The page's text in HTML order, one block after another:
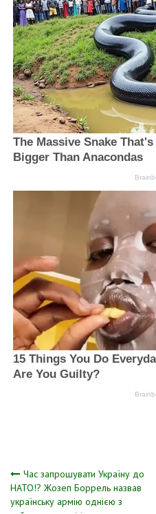
Навігація
Час запрошувати Україну до
НАТО!? Жозеп Боррель назвав
українську армію однією з